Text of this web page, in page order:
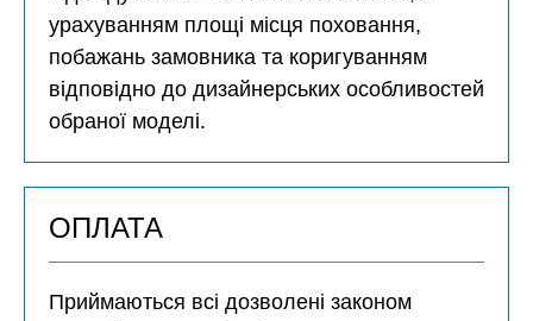
урахуванням площі місця поховання,
побажань замовника та коригуванням
відповідно до дизайнерських особливостей
обраної моделі.
ОПЛАТА
Приймаються всі дозволені законом